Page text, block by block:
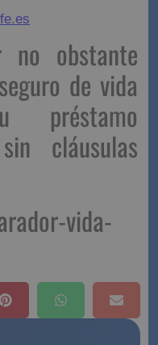
obstante
de vida
cláusulas
vida-